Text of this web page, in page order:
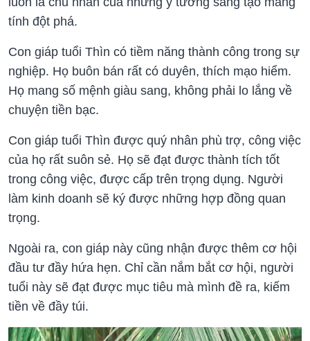
tính đột phá.
Con giáp tuổi Thìn có tiềm năng thành công trong sự
nghiệp. Họ buôn bán rất có duyên, thích mạo hiểm.
Họ mang số mệnh giàu sang, không phải lo lắng về
chuyện tiền bạc.
Con giáp tuổi Thìn được quý nhân phù trợ, công việc
của họ rất suôn sẻ. Họ sẽ đạt được thành tích tốt
trong công việc, được cấp trên trọng dụng. Người
làm kinh doanh sẽ ký được những hợp đồng quan
trọng.
Ngoài ra, con giáp này cũng nhận được thêm cơ hội
đầu tư đầy hứa hẹn. Chỉ cần nắm bắt cơ hội, người
tuổi này sẽ đạt được mục tiêu mà mình đề ra, kiếm
tiền về đầy túi.